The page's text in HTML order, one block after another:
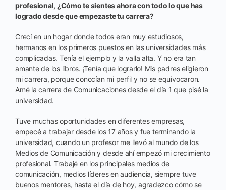
profesional, ¿Cómo te sientes ahora con todo lo que has
logrado desde que empezaste tu carrera?
Crecí en un hogar donde todos eran muy estudiosos,
hermanos en los primeros puestos en las universidades más
complicadas. Tenía el ejemplo y la valla alta. Y no era tan
amante de los libros. ¡Tenía que lograrlo! Mis padres eligieron
mi carrera, porque conocían mi perfil y no se equivocaron.
Amé la carrera de Comunicaciones desde el día 1 que pisé la
universidad.
Tuve muchas oportunidades en diferentes empresas,
empecé a trabajar desde los 17 años y fue terminando la
universidad, cuando un profesor me llevó al mundo de los
Medios de Comunicación y desde ahí empezó mi crecimiento
profesional. Trabajé en los principales medios de
comunicación, medios líderes en audiencia, siempre tuve
buenos mentores, hasta el día de hoy, agradezco cómo se